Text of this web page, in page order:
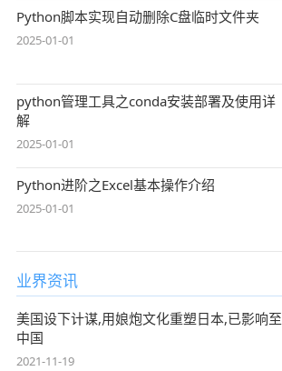
Python脚本实现自动删除C盘临时文件夹
2025-01-01
python管理工具之conda安装部署及使用详
解
2025-01-01
Python进阶之Excel基本操作介绍
2025-01-01
业界资讯
美国设下计谋,用娘炮文化重塑日本,已影响至
中国
2021-11-19